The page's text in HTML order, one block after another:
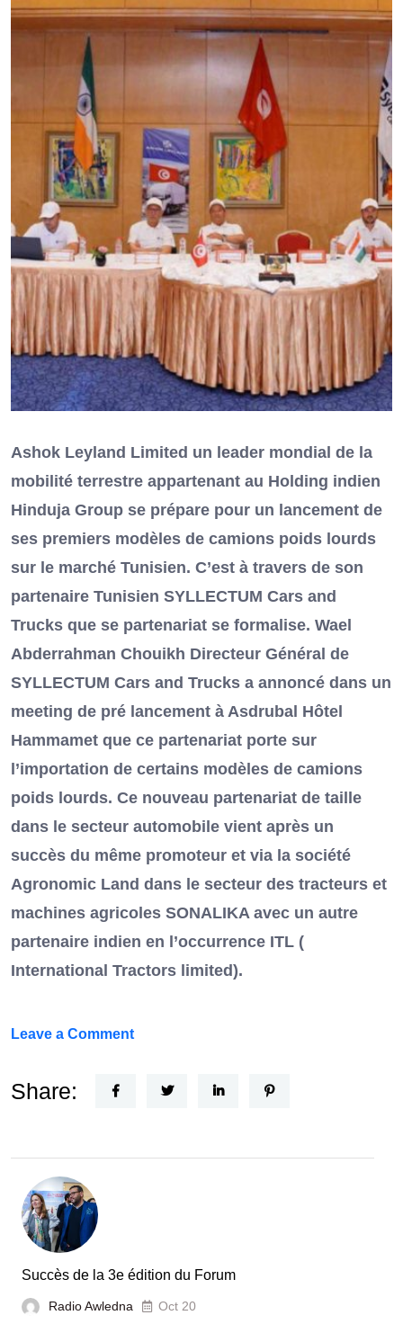
Ashok Leyland Limited un leader mondial de la
mobilité terrestre appartenant au Holding indien
Hinduja Group se prépare pour un lancement de
ses premiers modèles de camions poids lourds
sur le marché Tunisien. C’est à travers de son
partenaire Tunisien SYLLECTUM Cars and
Trucks que se partenariat se formalise. Wael
Abderrahman Chouikh Directeur Général de
SYLLECTUM Cars and Trucks a annoncé dans un
meeting de pré lancement à Asdrubal Hôtel
Hammamet que ce partenariat porte sur
l’importation de certains modèles de camions
poids lourds. Ce nouveau partenariat de taille
dans le secteur automobile vient après un
succès du même promoteur et via la société
Agronomic Land dans le secteur des tracteurs et
machines agricoles SONALIKA avec un autre
partenaire indien en l’occurrence ITL (
International Tractors limited).
Leave a Commenton
Nouvel
le
Tunisie
Share:
Succès de la 3e édition du Forum
Radio Awledna Oct 20